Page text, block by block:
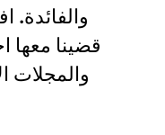
والفائدة.
قضينا
والمجلات